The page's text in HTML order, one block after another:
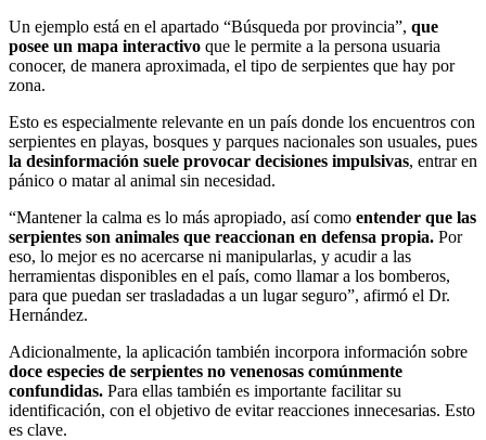
Un ejemplo está en el apartado “Búsqueda por provincia”, que
posee un mapa interactivo que le permite a la persona usuaria
conocer, de manera aproximada, el tipo de serpientes que hay por
zona.
Esto es especialmente relevante en un país donde los encuentros con
serpientes en playas, bosques y parques nacionales son usuales, pues
la desinformación suele provocar decisiones impulsivas, entrar en
pánico o matar al animal sin necesidad.
“Mantener la calma es lo más apropiado, así como entender que las
serpientes son animales que reaccionan en defensa propia. Por
eso, lo mejor es no acercarse ni manipularlas, y acudir a las
herramientas disponibles en el país, como llamar a los bomberos,
para que puedan ser trasladadas a un lugar seguro”, afirmó el Dr.
Hernández.
Adicionalmente, la aplicación también incorpora información sobre
doce especies de serpientes no venenosas comúnmente
confundidas. Para ellas también es importante facilitar su
identificación, con el objetivo de evitar reacciones innecesarias. Esto
es clave.